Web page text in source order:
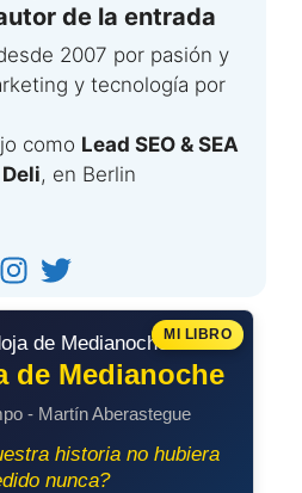
de la entrada
2007 por pasión y
y tecnología por
como Lead SEO & SEA
, en Berlin
MI LIBRO
de Medianoche
- Martín Aberastegue
historia no hubiera
nunca?